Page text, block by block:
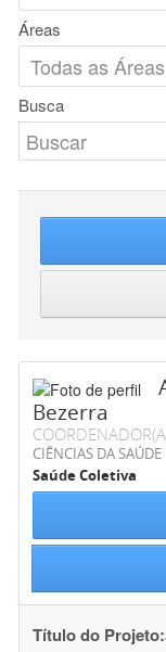
Áreas
Busca
Bezerra
CIÊNCIAS DA SAÚDE
Saúde Coletiva
Título do Projeto: